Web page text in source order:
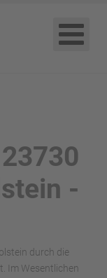
-
durch die
Im Wesentlichen